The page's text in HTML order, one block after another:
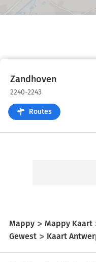
Zandhoven
2240-2243
Routes
Mappy Mappy Kaart
Gewest
Kaart